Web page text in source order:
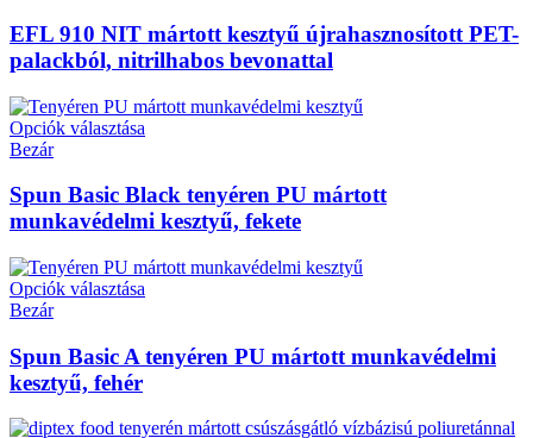
EFL 910 NIT mártott kesztyű újrahasznosított PET-
palackból, nitrilhabos bevonattal
Opciók választása
Bezár
Spun Basic Black tenyéren PU mártott
munkavédelmi kesztyű, fekete
Opciók választása
Bezár
Spun Basic A tenyéren PU mártott munkavédelmi
kesztyű, fehér